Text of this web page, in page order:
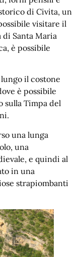
di Civita, un
visitare il
di Santa Maria
è possibile
il costone
è possibile
sulla Timpa del
una lunga
una
e quindi al
in una
strapiombanti